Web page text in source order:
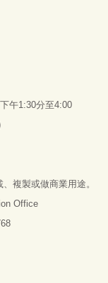
午1:30分至4:00
複製或做商業用途。
Office